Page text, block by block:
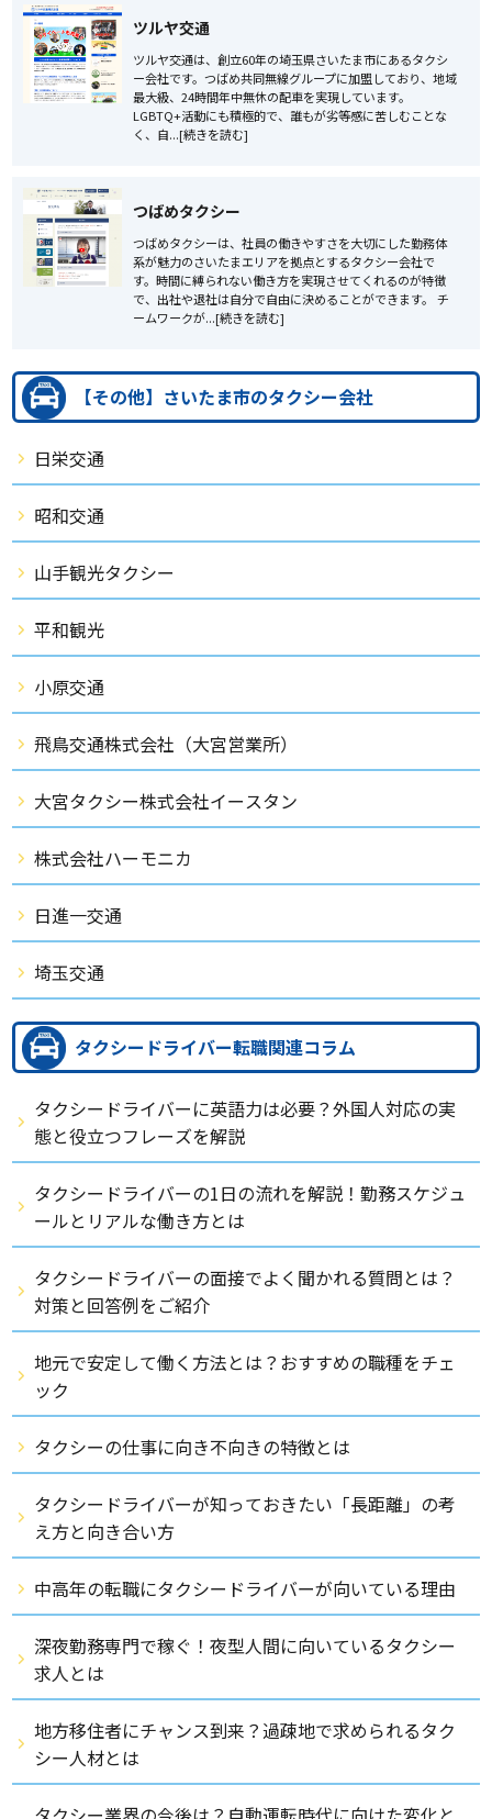
ツルヤ交通
ツルヤ交通は、創立60年の埼玉県さいたま市にあるタクシ
ー会社です。つばめ共同無線グループに加盟しており、地域
最大級、24時間年中無休の配車を実現しています。
LGBTQ+活動にも積極的で、誰もが劣等感に苦しむことな
く、自...[続きを読む]
つばめタクシー
つばめタクシーは、社員の働きやすさを大切にした勤務体
系が魅力のさいたまエリアを拠点とするタクシー会社で
す。時間に縛られない働き方を実現させてくれるのが特徴
で、出社や退社は自分で自由に決めることができます。 チ
ームワークが...[続きを読む]
【その他】さいたま市のタクシー会社
日栄交通
昭和交通
山手観光タクシー
平和観光
小原交通
飛鳥交通株式会社（大宮営業所）
大宮タクシー株式会社イースタン
株式会社ハーモニカ
日進一交通
埼玉交通
タクシードライバー転職関連コラム
タクシードライバーに英語力は必要？外国人対応の実
態と役立つフレーズを解説
タクシードライバーの1日の流れを解説！勤務スケジュ
ールとリアルな働き方とは
タクシードライバーの面接でよく聞かれる質問とは？
対策と回答例をご紹介
地元で安定して働く方法とは？おすすめの職種をチェ
ック
タクシーの仕事に向き不向きの特徴とは
タクシードライバーが知っておきたい「長距離」の考
え方と向き合い方
中高年の転職にタクシードライバーが向いている理由
深夜勤務専門で稼ぐ！夜型人間に向いているタクシー
求人とは
地方移住者にチャンス到来？過疎地で求められるタク
シー人材とは